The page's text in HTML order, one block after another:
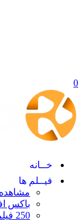
0
خــانه
فیــلم ها
باکس
250 فیلم برتر